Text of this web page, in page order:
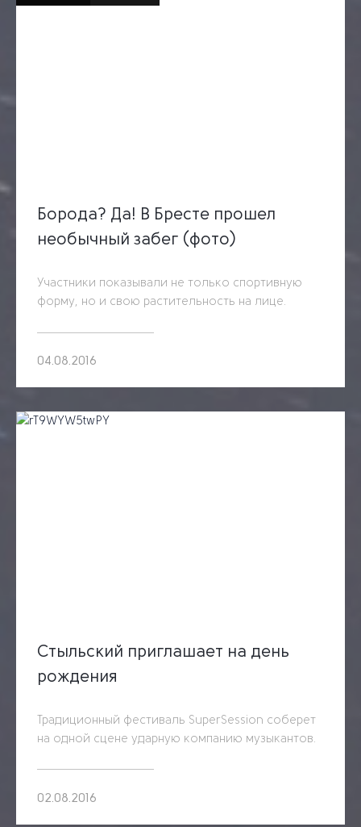
Борода? Да! В Бресте прошел
необычный забег (фото)
Участники показывали не только спортивную
форму, но и свою растительность на лице.
04.08.2016
Стыльский приглашает на день
рождения
Традиционный фестиваль SuperSession соберет
на одной сцене ударную компанию музыкантов.
02.08.2016